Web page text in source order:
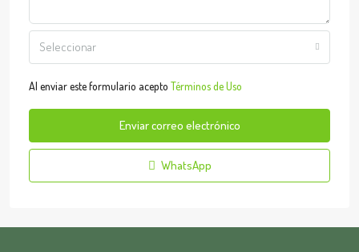
Seleccionar
Al enviar este formulario acepto Términos de Uso
Enviar correo electrónico
WhatsApp